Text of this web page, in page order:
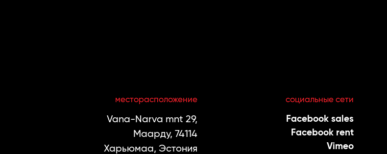
месторасположение
Vana-Narva mnt 29,
Маарду, 74114
Харьюмаа, Эстония
социальные сети
Facebook sales
Facebook rent
Vimeo